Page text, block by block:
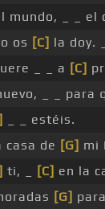
mundo, _ _ el
os [C] la doy. _
_ _ a [C]
_ _ para
_ _ estéis.
casa de [G] mi
ti, _ [C] en la
[G]